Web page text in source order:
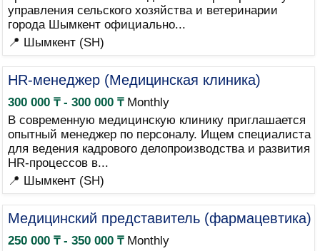
управления сельского хозяйства и ветеринарии
города Шымкент официально...
📍 Шымкент (SH)
HR-менеджер (Медицинская клиника)
300 000 ₸ - 300 000 ₸Monthly
В современную медицинскую клинику приглашается
опытный менеджер по персоналу. Ищем специалиста
для ведения кадрового делопроизводства и развития
HR-процессов в...
📍 Шымкент (SH)
Медицинский представитель (фармацевтика)
250 000 ₸ - 350 000 ₸Monthly